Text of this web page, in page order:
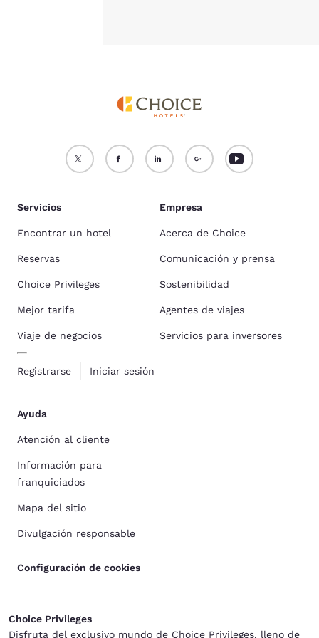
Servicios
Encontrar un hotel
Reservas
Choice Privileges
Mejor tarifa
Viaje de negocios
Registrarse Iniciar sesión
Empresa
Acerca de Choice
Comunicación y prensa
Sostenibilidad
Agentes de viajes
Servicios para inversores
Ayuda
Atención al cliente
Información para
franquiciados
Mapa del sitio
Divulgación responsable
Configuración de cookies
Choice Privileges
Disfruta del exclusivo mundo de Choice Privileges, lleno de